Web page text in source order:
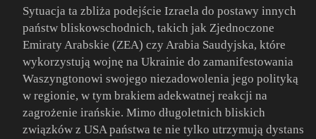
Sytuacja ta zbliża podejście Izraela do postawy innych
państw bliskowschodnich, takich jak Zjednoczone
Emiraty Arabskie (ZEA) czy Arabia Saudyjska, które
wykorzystują wojnę na Ukrainie do zamanifestowania
Waszyngtonowi swojego niezadowolenia jego polityką
w regionie, w tym brakiem adekwatnej reakcji na
zagrożenie irańskie. Mimo długoletnich bliskich
związków z USA państwa te nie tylko utrzymują dystans